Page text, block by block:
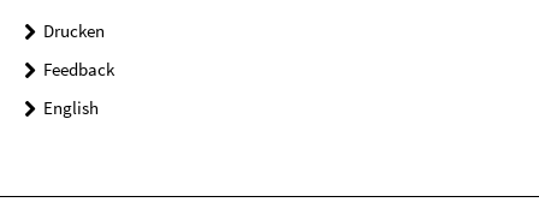
Drucken
Feedback
English